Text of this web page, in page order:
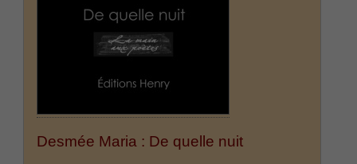
Desmée Maria : De quelle nuit